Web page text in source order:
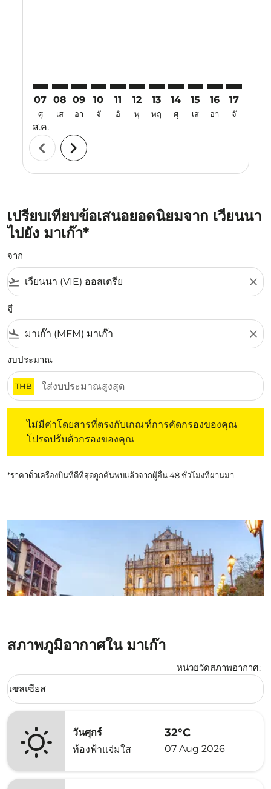
07
ศุ
ส.ค.
08
เส
09
อา
10
จั
11
อั
12
พุ
13
พฤ
14
ศุ
15
เส
16
อา
17
จั
chevron_left chevron_right
เปรียบเทียบข้อเสนอยอดนิยมจาก เวียนนา
ไปยัง มาเก๊า*
จาก
flight_takeoff close
สู่
flight_land close
งบประมาณ
THB
ไม่มีค่าโดยสารที่ตรงกับเกณฑ์การคัดกรองของคุณ
โปรดปรับตัวกรองของคุณ
*ราคาตั๋วเครื่องบินที่ดีที่สุดถูกค้นพบแล้วจากผู้อื่น 48 ชั่วโมงที่ผ่านมา
สภาพภูมิอากาศใน มาเก๊า
หน่วยวัดสภาพอากาศ:
Weather unit option เซลเซียส Selected
เซลเซียส
keyboard_arrow_down
วันศุกร์
ท้องฟ้าแจ่มใส
32°C
07 Aug 2026